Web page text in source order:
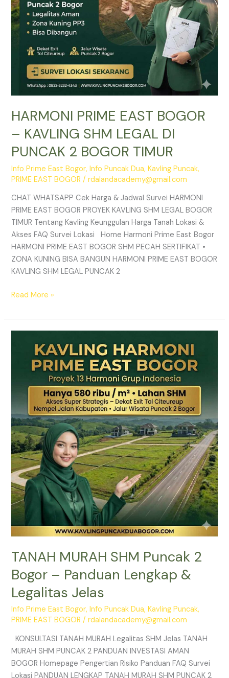
HARMONI PRIME EAST BOGOR
– KAVLING SHM LEGAL DI
PUNCAK 2 BOGOR TIMUR
Info Prime East Bogor,Info Puncak Dua,Kavling Puncak,
PRIME EAST BOGOR /rdalandacademy@gmail.com
CHAT WHATSAPP Cek Harga & Jadwal Survei HARMONI
PRIME EAST BOGOR PROYEK KAVLING SHM LEGAL BOGOR
TIMUR Tentang Kavling Keunggulan Harga Tanah Lokasi &
Akses FAQ Survei Lokasi Home Harmoni Prime East Bogor
HARMONI PRIME EAST BOGOR SHM PECAH SERTIFIKAT •
ZONA KUNING BISA BANGUN HARMONI PRIME EAST BOGOR
KAVLING SHM LEGAL PUNCAK 2
PUNCAK
2
BOGOR
Read More »
TANAH MURAH SHM Puncak 2
Bogor – Panduan Lengkap &
Legalitas Jelas
Info Prime East Bogor,Info Puncak Dua,Kavling Puncak,
PRIME EAST BOGOR /rdalandacademy@gmail.com
KONSULTASI TANAH MURAH Legalitas SHM Jelas TANAH
MURAH SHM PUNCAK 2 PANDUAN INVESTASI AMAN
BOGOR Homepage Pengertian Risiko Panduan FAQ Survei
Lokasi PANDUAN LENGKAP TANAH MURAH SHM PUNCAK 2
MURAH
Puncak
Panduan
Lengkap
&
Legalitas
Jelas